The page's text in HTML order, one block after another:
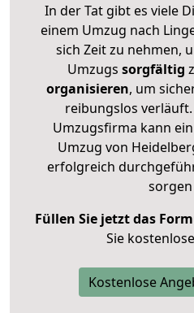
In der Tat gibt es viele
einem Umzug nach
sich Zeit zu nehmen,
Umzugs sorgfältig
organisieren, um
reibungslos
Umzugsfirma kann
Umzug von
erfolgreich
sorgen
Füllen Sie jetzt das
Sie
Kostenlose